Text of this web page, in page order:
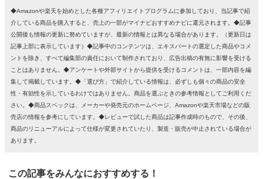
◆Amazonや楽天を始めとした各種アフィリエイトプログラムに参加しており、当記事で紹
介している商品を購入すると、売上の一部がマイナビおすすめナビに還元されます。◆記事
公開後も情報の更新に努めていますが、最新の情報とは異なる場合があります。（更新日は
記事上部に表示しています）◆記事中のコンテンツは、エキスパートの選定した商品やコメ
ントを除き、すべて編集部の責任において制作されており、広告出稿の有無に影響を受ける
ことはありません。◆アンケートや外部サイトから提供を受けるコメントは、一部内容を編
集して掲載しています。◆「選び方」で紹介している情報は、必ずしも個々の商品の安全
性・有効性を示しているわけではありません。商品を選ぶときの参考情報としてご利用くだ
さい。◆商品スペックは、メーカーや発売元のホームページ、Amazonや楽天市場などの販
売店の情報を参考にしています。◆レビューで試した商品は記事作成時のもので、その後、
商品のリニューアルによって仕様が変更されていたり、製造・販売が中止されている場合が
あります。
この記事をみんなにおすすめする！